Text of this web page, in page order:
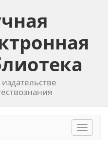
Toggle